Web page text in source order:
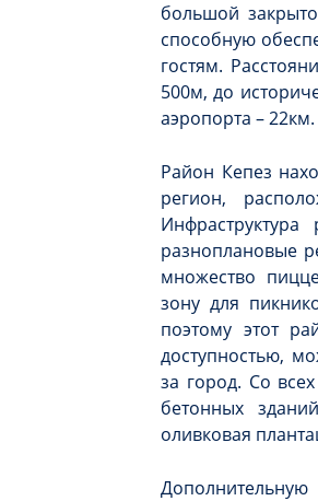
большой
способную
гостям.
500м, до
аэропорта – 22км.
Район Кепез
регион,
разноплановые
множество
зону для
поэтому этот
доступностью,
за город. Со
бетонных
оливковая